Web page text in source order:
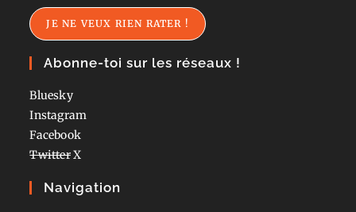
mail
JE NE VEUX RIEN RATER !
Abonne-toi sur les réseaux !
Bluesky
Instagram
Facebook
TwitterX
Navigation